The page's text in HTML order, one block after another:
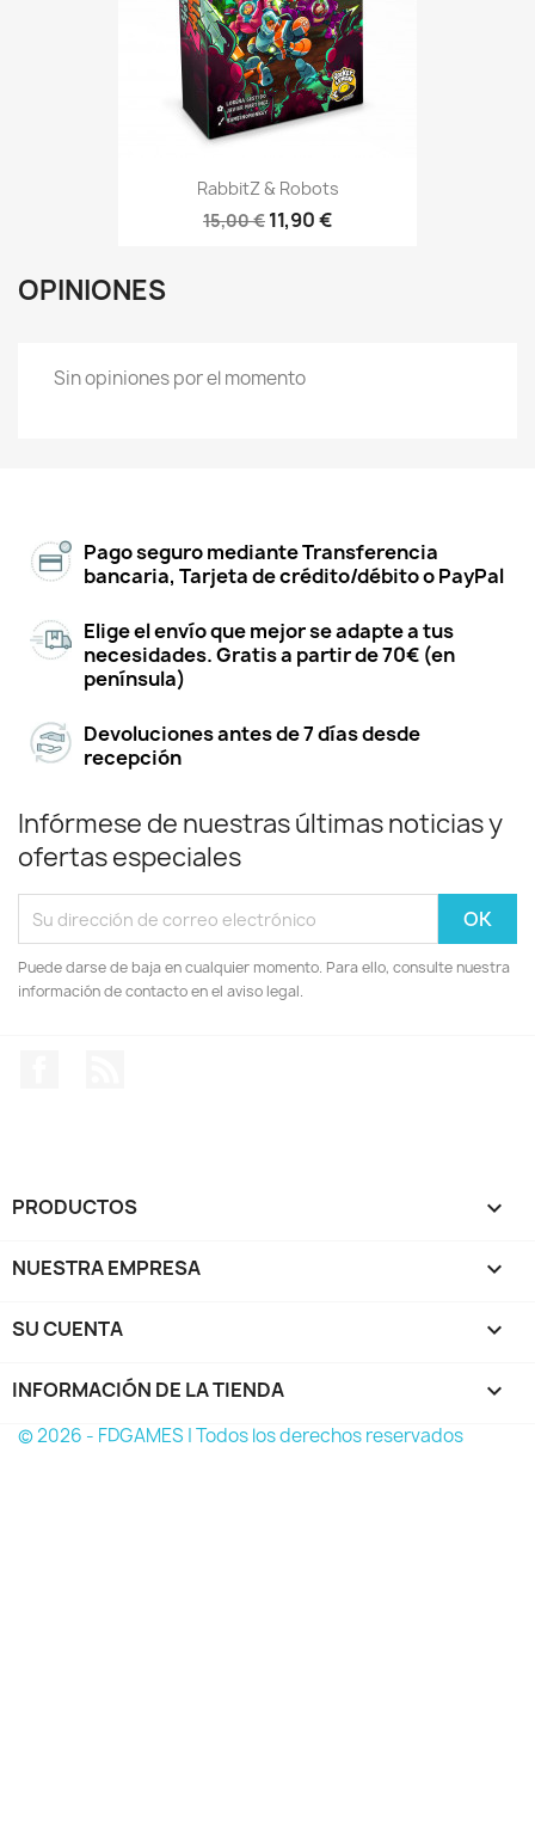
RabbitZ & Robots
15,00 € 11,90 €
OPINIONES
Sin opiniones por el momento
Pago seguro mediante Transferencia
bancaria, Tarjeta de crédito/débito o PayPal
Elige el envío que mejor se adapte a tus
necesidades. Gratis a partir de 70€ (en
península)
Devoluciones antes de 7 días desde
recepción
Infórmese de nuestras últimas noticias y
ofertas especiales
Puede darse de baja en cualquier momento. Para ello, consulte nuestra
información de contacto en el aviso legal.
PRODUCTOS 
NUESTRA EMPRESA 
SU CUENTA 
INFORMACIÓN DE LA TIENDA keyboard_arrow_down
© 2026 - FDGAMES | Todos los derechos reservados